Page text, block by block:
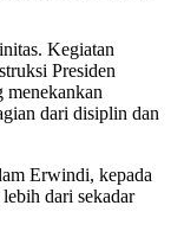
Kegiatan
Presiden
dari disiplin dan
Erwindi, kepada
dari sekadar